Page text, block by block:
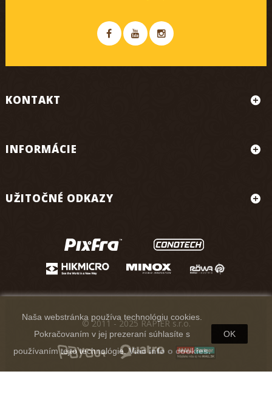
KONTAKT
INFORMÁCIE
UŽITOČNÉ ODKAZY
Naša webstránka používa technológiu cookies.
Pokračovaním v jej prezeraní súhlasíte s
používaním tejto technológie.Viac info o cookies.
OK
© 2011 - 2025 RAPIER s.r.o.